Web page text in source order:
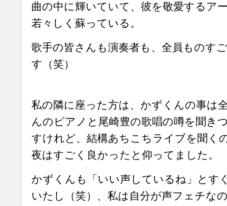
曲の中に輝いていて、彼を敬愛するア
若々しく蘇っている。
歌手の皆さんも演奏者も、全員ものす
す（笑）
私の隣に座った方は、かずくんの事は
んのピアノと尾崎豊の歌唱の噂を聞き
すけれど、結構あちこちライブを聞く
夜はすごく良かったと仰ってました。
かずくんも「いい声しているね」とす
いたし（笑）、私は自分が声フェチな